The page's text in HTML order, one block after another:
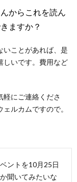
からこれを読ん
ますか？
いことがあれば、是
しいです。費用など
軽にご連絡くださ
ルカムですので。
ントを10月25日
聞いてみたいな